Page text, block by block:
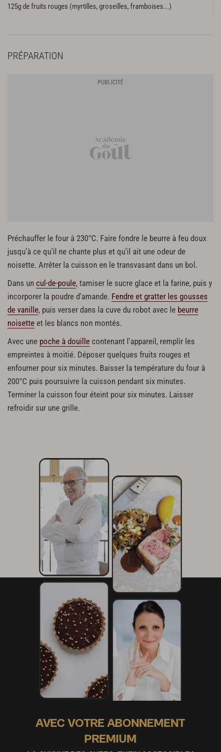
125g de fruits rouges (myrtilles, groseilles, framboises...)
PRÉPARATION
Préchauffer le four à 230°C. Faire fondre le beurre à feu doux
jusqu'à ce qu'il ne chante plus et qu'il ait une odeur de
noisette. Arrêter la cuisson en le transvasant dans un bol.
Dans un cul-de-poule, tamiser le sucre glace et la farine, puis y
incorporer la poudre d'amande. Fendre et gratter les gousses
de vanille, puis verser dans la cuve du robot avec le beurre
noisette et les blancs non montés.
Avec une poche à douille contenant l'appareil, remplir les
empreintes à moitié. Déposer quelques fruits rouges et
enfourner pour six minutes. Baisser la température du four à
200°C puis poursuivre la cuisson pendant six minutes.
Terminer la cuisson four éteint pour six minutes. Laisser
refroidir sur une grille.
AVEC VOTRE ABONNEMENT
PREMIUM